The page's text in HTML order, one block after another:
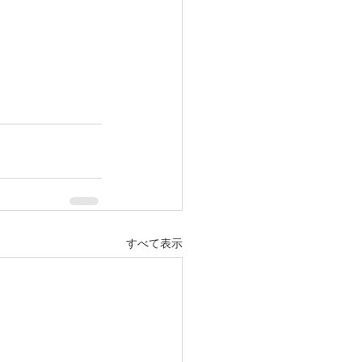
すべて表示